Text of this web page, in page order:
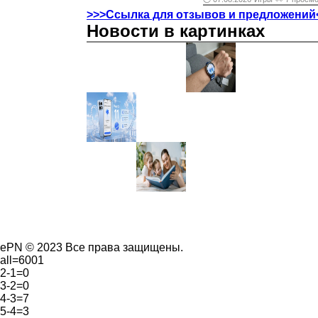
>>>Ссылка для отзывов и
Новости в картинках
ePN © 2023 Все права защищены.
all=6001
2-1=0
3-2=0
4-3=7
5-4=3